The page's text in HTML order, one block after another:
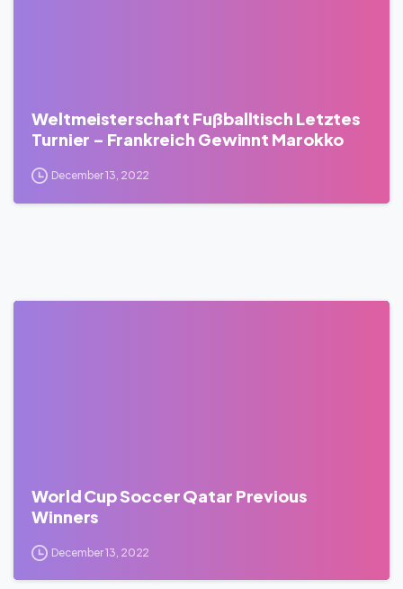
Weltmeisterschaft Fußballtisch Letztes
Turnier – Frankreich Gewinnt Marokko
December 13, 2022
World Cup Soccer Qatar Previous
Winners
December 13, 2022